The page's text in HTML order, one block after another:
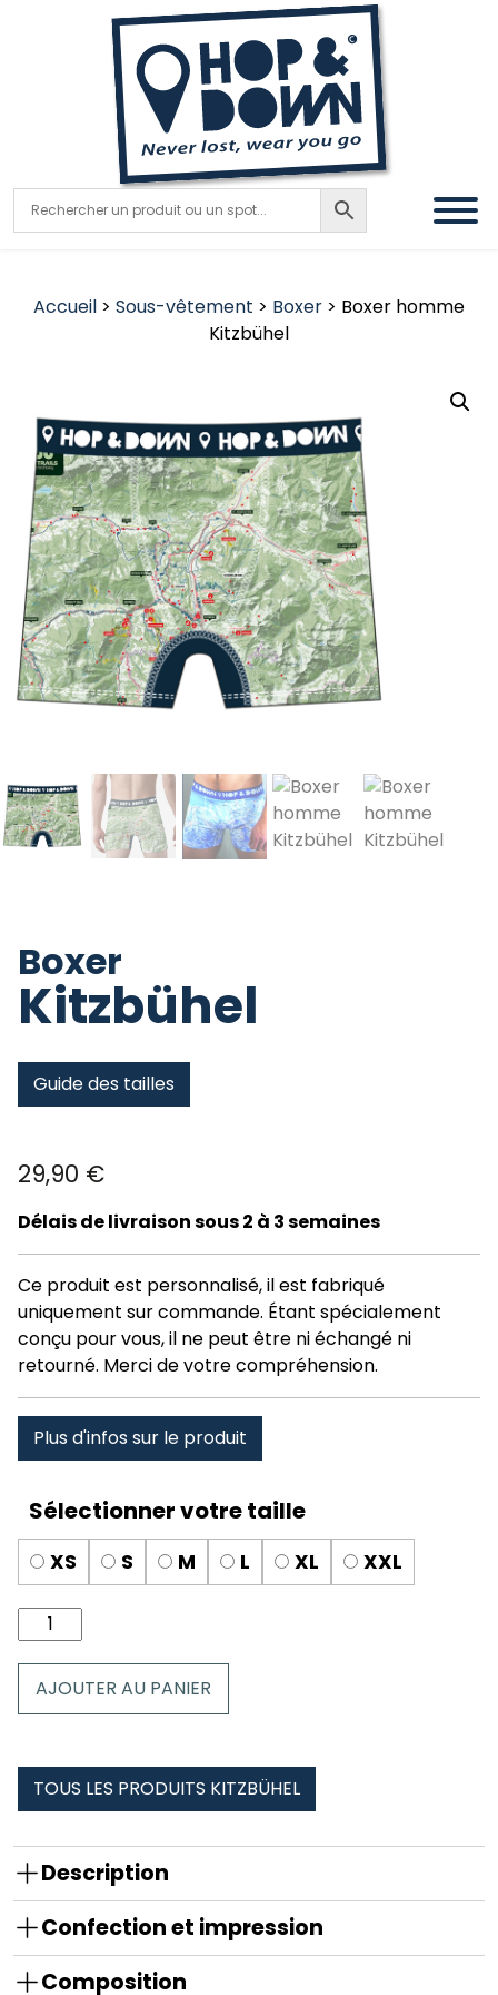
Accueil > Sous-vêtement > Boxer > Boxer homme
Kitzbühel
Boxer
Kitzbühel
Guide des tailles
29,90 €
Délais de livraison sous 2 à 3 semaines
Ce produit est personnalisé, il est fabriqué
uniquement sur commande. Étant spécialement
conçu pour vous, il ne peut être ni échangé ni
retourné. Merci de votre compréhension.
Plus d'infos sur le produit
XS S M L XL XXL
quantité
de
homme
AJOUTER AU PANIER
TOUS LES PRODUITS KITZBÜHEL
Description
Confection et impression
Composition